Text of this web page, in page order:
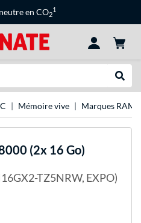
en CO2
1
Mémoire vive Marques RAM
(2x 16 Go)
TZ5NRW, EXPO)